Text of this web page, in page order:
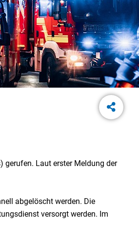
gerufen. Laut erster Meldung der
abgelöscht werden. Die
versorgt werden. Im